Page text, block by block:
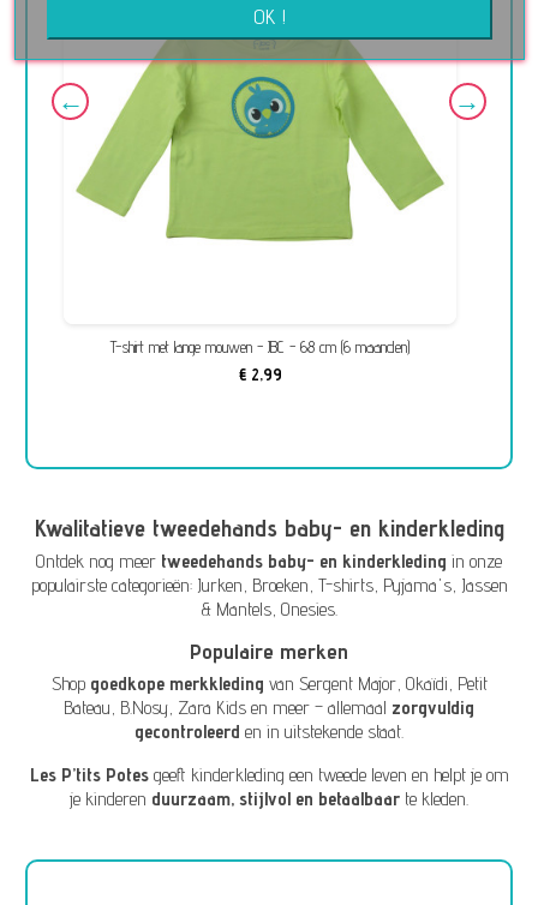
T-shirt met lange mouwen - JBC - 68 cm (6 maanden)
€ 2,99
Kwalitatieve tweedehands baby- en kinderkleding
Ontdek nog meer tweedehands baby- en kinderkleding in onze
populairste categorieën: Jurken, Broeken, T-shirts, Pyjama's, Jassen
& Mantels, Onesies.
Populaire merken
Shop goedkope merkkleding van Sergent Major, Okaïdi, Petit
Bateau, B.Nosy, Zara Kids en meer – allemaal zorgvuldig
gecontroleerd en in uitstekende staat.
Les P’tits Potesgeeft kinderkleding een tweede leven en helpt je om
je kinderen duurzaam, stijlvol en betaalbaar te kleden.
OK !